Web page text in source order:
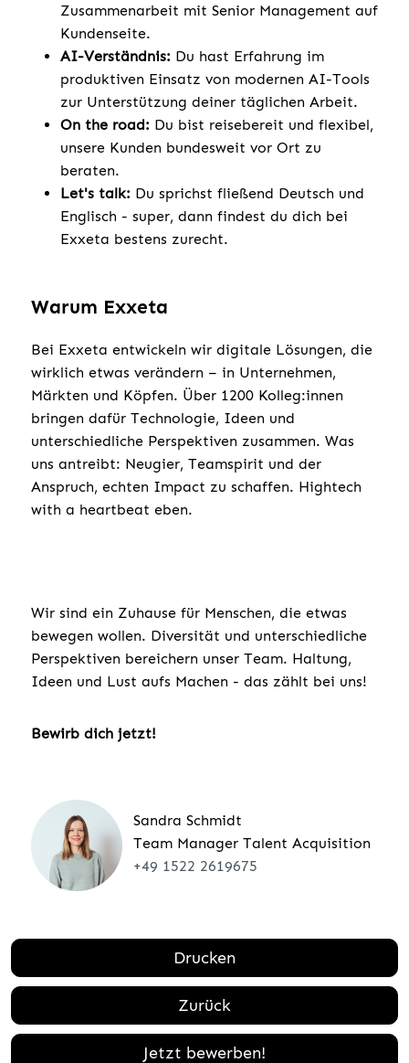
Zusammenarbeit mit Senior Management auf
Kundenseite.
AI-Verständnis: Du hast Erfahrung im
produktiven Einsatz von modernen AI-Tools
zur Unterstützung deiner täglichen Arbeit.
On the road: Du bist reisebereit und flexibel,
unsere Kunden bundesweit vor Ort zu
beraten.
Let's talk: Du sprichst fließend Deutsch und
Englisch - super, dann findest du dich bei
Exxeta bestens zurecht.
Warum Exxeta
Bei Exxeta entwickeln wir digitale Lösungen, die
wirklich etwas verändern – in Unternehmen,
Märkten und Köpfen. Über 1200 Kolleg:innen
bringen dafür Technologie, Ideen und
unterschiedliche Perspektiven zusammen. Was
uns antreibt: Neugier, Teamspirit und der
Anspruch, echten Impact zu schaffen. Hightech
with a heartbeat eben.
Wir sind ein Zuhause für Menschen, die etwas
bewegen wollen. Diversität und unterschiedliche
Perspektiven bereichern unser Team. Haltung,
Ideen und Lust aufs Machen - das zählt bei uns!
Bewirb dich jetzt!
Sandra Schmidt
Team Manager Talent Acquisition
+49 1522 2619675
Drucken
Zurück
Jetzt bewerben!